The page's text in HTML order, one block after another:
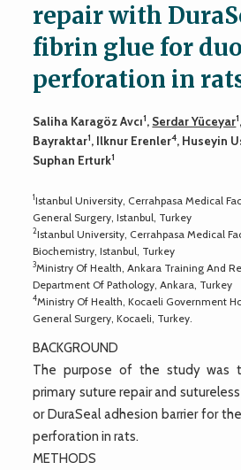
repair with
fibrin glue for
perforation in
Saliha Karagöz Avcı1, Serdar Yüceyar1
Bayraktar1, Ilknur Erenler4, Huseyin
Suphan Erturk1
1Istanbul University, Cerrahpasa Medical
General Surgery, Istanbul, Turkey
2Istanbul University, Cerrahpasa Medical
Biochemistry, Istanbul, Turkey
3Ministry Of Health, Ankara Training And
Department Of Pathology, Ankara, Turkey
4Ministry Of Health, Kocaeli Government
General Surgery, Kocaeli, Turkey.
BACKGROUND
The purpose of the study was
primary suture repair and
or DuraSeal adhesion barrier for
perforation in rats.
METHODS